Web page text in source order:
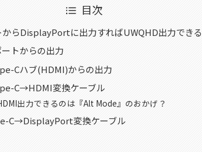
目次
らDisplayPortに出力すればUWQHD出力できる
ートからの出力
Cハブ(HDMI)からの出力
C→HDMI変換ケーブル
出力できるのは『Alt Mode』のおかげ？
C→DisplayPort変換ケーブル